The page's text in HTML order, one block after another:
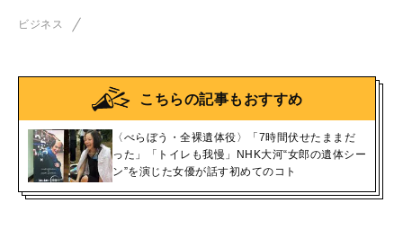
ビジネス
こちらの記事もおすすめ
〈べらぼう・全裸遺体役〉「7時間伏せたままだ
った」「トイレも我慢」NHK大河“女郎の遺体シー
ン”を演じた女優が話す初めてのコト